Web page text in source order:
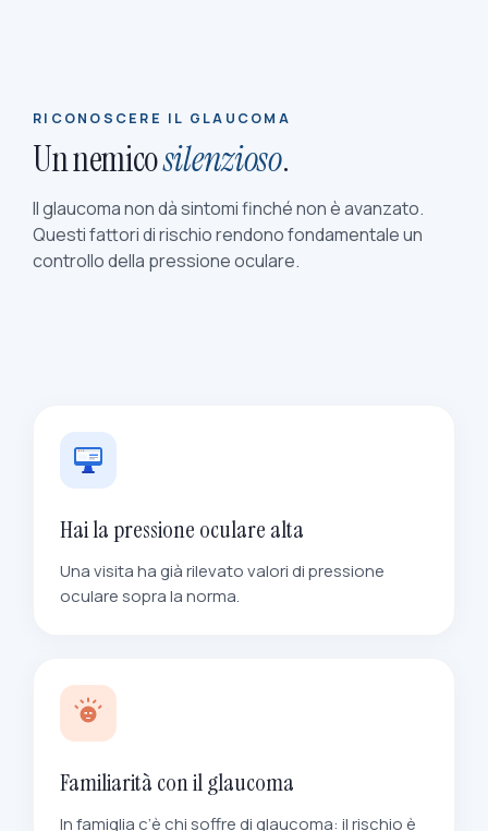
RICONOSCERE IL GLAUCOMA
Un nemicosilenzioso.
Il glaucoma non dà sintomi finché non è avanzato.
Questi fattori di rischio rendono fondamentale un
controllo della pressione oculare.
Hai la pressione oculare alta
Una visita ha già rilevato valori di pressione
oculare sopra la norma.
Familiarità con il glaucoma
In famiglia c’è chi soffre di glaucoma: il rischio è